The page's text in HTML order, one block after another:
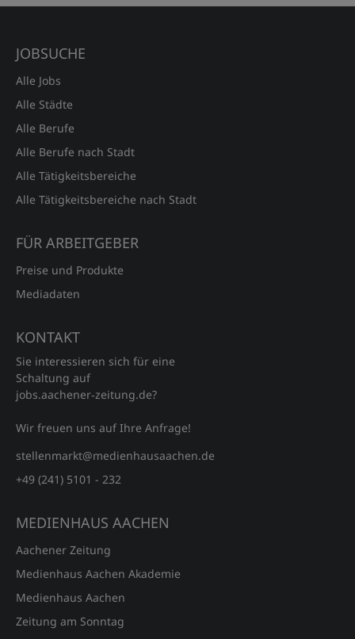
JOBSUCHE
Alle Jobs
Alle Städte
Alle Berufe
Alle Berufe nach Stadt
Alle Tätigkeitsbereiche
Alle Tätigkeitsbereiche nach Stadt
FÜR ARBEITGEBER
Preise und Produkte
Mediadaten
KONTAKT
Sie interessieren sich für eine
Schaltung auf
jobs.aachener‑zeitung.de?
Wir freuen uns auf Ihre Anfrage!
stellenmarkt@medienhausaachen.de
+49 (241) 5101 - 232
MEDIENHAUS AACHEN
Aachener Zeitung
Medienhaus Aachen Akademie
Medienhaus Aachen
Zeitung am Sonntag